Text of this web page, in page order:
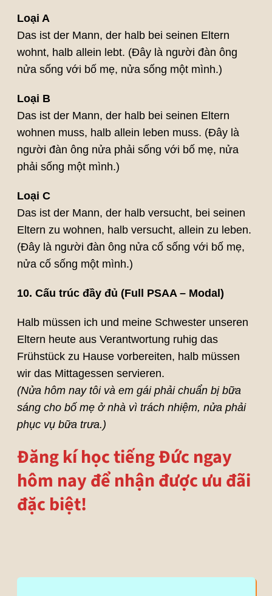
Loại A
Das ist der Mann, der halb bei seinen Eltern
wohnt, halb allein lebt. (Đây là người đàn ông
nửa sống với bố mẹ, nửa sống một mình.)
Loại B
Das ist der Mann, der halb bei seinen Eltern
wohnen muss, halb allein leben muss. (Đây là
người đàn ông nửa phải sống với bố mẹ, nửa
phải sống một mình.)
Loại C
Das ist der Mann, der halb versucht, bei seinen
Eltern zu wohnen, halb versucht, allein zu leben.
(Đây là người đàn ông nửa cố sống với bố mẹ,
nửa cố sống một mình.)
10. Cấu trúc đầy đủ (Full PSAA – Modal)
Halb müssen ich und meine Schwester unseren
Eltern heute aus Verantwortung ruhig das
Frühstück zu Hause vorbereiten, halb müssen
wir das Mittagessen servieren.
(Nửa hôm nay tôi và em gái phải chuẩn bị bữa
sáng cho bố mẹ ở nhà vì trách nhiệm, nửa phải
phục vụ bữa trưa.)
Đăng kí học tiếng Đức ngay
hôm nay để nhận được ưu đãi
đặc biệt!